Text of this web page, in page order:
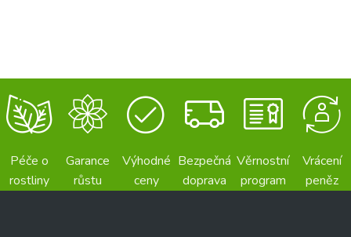
Péče o
rostliny
Garance
růstu
Výhodné
ceny
Bezpečná
doprava
Věrnostní
program
Vrácení
peněz